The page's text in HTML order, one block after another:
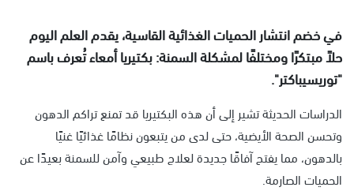
في خضم انتشار الحميات الغذائية القاسية، يقدم العلم اليوم
حلاً مبتكرًا ومختلفًا لمشكلة السمنة: بكتيريا أمعاء تُعرف باسم
"توريسيباكتر".
الدراسات الحديثة تشير إلى أن هذه البكتيريا قد تمنع تراكم الدهون
وتحسن الصحة الأيضية، حتى لدى من يتبعون نظامًا غذائيًا غنيًا
بالدهون، مما يفتح آفاقًا جديدة لعلاج طبيعي وآمن للسمنة بعيدًا عن
الحميات الصارمة.